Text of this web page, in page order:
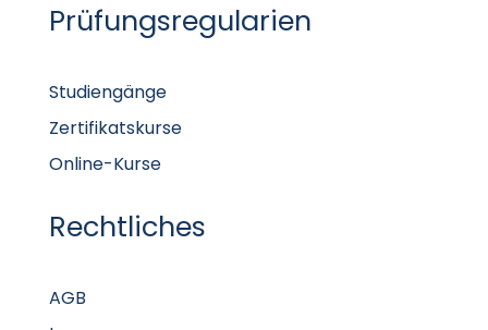
Prüfungsregularien
Studiengänge
Zertifikatskurse
Online-Kurse
Rechtliches
AGB